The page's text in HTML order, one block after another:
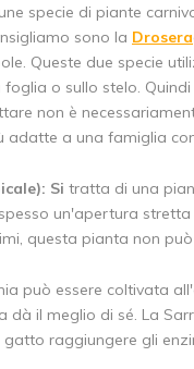
specie di piante
sono la Drosera
Queste due specie
foglia o sullo stelo.
non è
adatte a una famiglia
Si tratta di una
un'apertura
questa pianta non
può essere coltivata
dà il meglio di sé. La
raggiungere gli